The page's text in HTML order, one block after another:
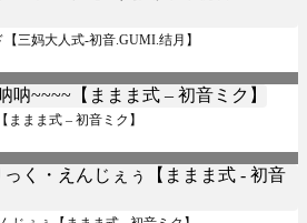
三妈大人式-初音.GUMI.结月】
ままま式 – 初音ミク】